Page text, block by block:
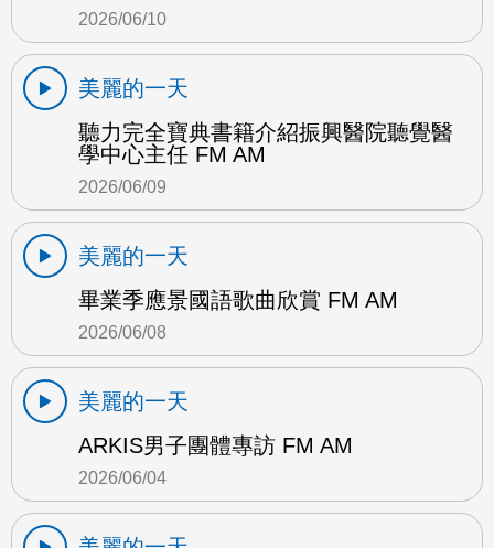
2026/06/10
美麗的一天
聽力完全寶典書籍介紹振興醫院聽覺醫
學中心主任 FM AM
2026/06/09
美麗的一天
畢業季應景國語歌曲欣賞 FM AM
2026/06/08
美麗的一天
ARKIS男子團體專訪 FM AM
2026/06/04